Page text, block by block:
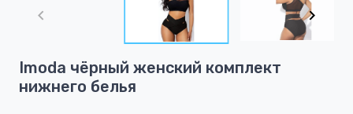
1
of
Imoda чёрный женский комплект
нижнего белья